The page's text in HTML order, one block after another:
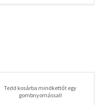
Tedd kosárba mindkettőt egy
gombnyomással!